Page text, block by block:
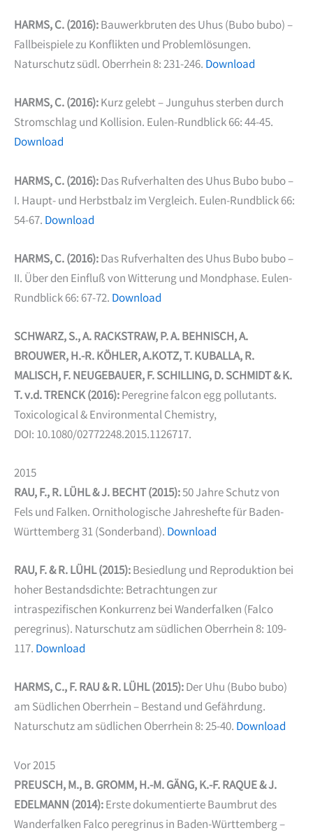
HARMS, C. (2016):Bauwerkbruten des Uhus (Bubo bubo) –
Fallbeispiele zu Konflikten und Problemlösungen.
Naturschutz südl. Oberrhein 8: 231-246. Download
HARMS, C. (2016):Kurz gelebt – Junguhus sterben durch
Stromschlag und Kollision. Eulen-Rundblick 66: 44-45.
Download
HARMS, C. (2016):Das Rufverhalten des Uhus Bubo bubo –
I. Haupt- und Herbstbalz im Vergleich. Eulen-Rundblick 66:
54-67. Download
HARMS, C. (2016):Das Rufverhalten des Uhus Bubo bubo –
II. Über den Einfluß von Witterung und Mondphase. Eulen-
Rundblick 66: 67-72. Download
SCHWARZ, S., A. RACKSTRAW, P. A. BEHNISCH, A.
BROUWER, H.-R. KÖHLER, A.KOTZ, T. KUBALLA, R.
MALISCH, F. NEUGEBAUER, F. SCHILLING, D. SCHMIDT & K.
T. v.d. TRENCK (2016):Peregrine falcon egg pollutants.
Toxicological & Environmental Chemistry,
DOI: 10.1080/02772248.2015.1126717.
2015
RAU, F., R. LÜHL & J. BECHT (2015):50 Jahre Schutz von
Fels und Falken. Ornithologische Jahreshefte für Baden-
Württemberg 31 (Sonderband). Download
RAU, F. & R. LÜHL (2015):Besiedlung und Reproduktion bei
hoher Bestandsdichte: Betrachtungen zur
intraspezifischen Konkurrenz bei Wanderfalken (Falco
peregrinus). Naturschutz am südlichen Oberrhein 8: 109-
117. Download
HARMS, C., F. RAU & R. LÜHL (2015):Der Uhu (Bubo bubo)
am Südlichen Oberrhein – Bestand und Gefährdung.
Naturschutz am südlichen Oberrhein 8: 25-40. Download
Vor 2015
PREUSCH, M., B. GROMM, H.-M. GÄNG, K.-F. RAQUE & J.
EDELMANN (2014):Erste dokumentierte Baumbrut des
Wanderfalken Falco peregrinus in Baden-Württemberg –